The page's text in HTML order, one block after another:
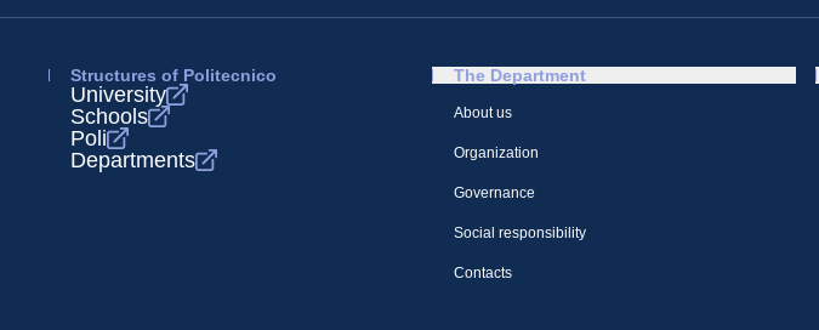
Structures of Politecnico
University
Schools
Poli
Departments
The Department
About us
Organization
Governance
Social responsibility
Contacts